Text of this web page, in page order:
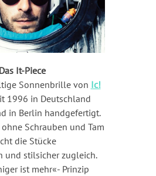
It-Piece
Sonnenbrille von Ic!
1996 in Deutschland
in Berlin handgefertigt.
Schrauben und Tam
die Stücke
und stilsicher zugleich.
ist mehr«- Prinzip